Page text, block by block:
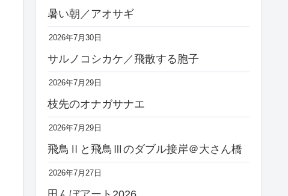
暑い朝／アオサギ
2026年7月30日
サルノコシカケ／飛散する胞子
2026年7月29日
枝先のオナガサナエ
2026年7月29日
飛鳥Ⅱと飛鳥Ⅲのダブル接岸＠大さん橋
2026年7月27日